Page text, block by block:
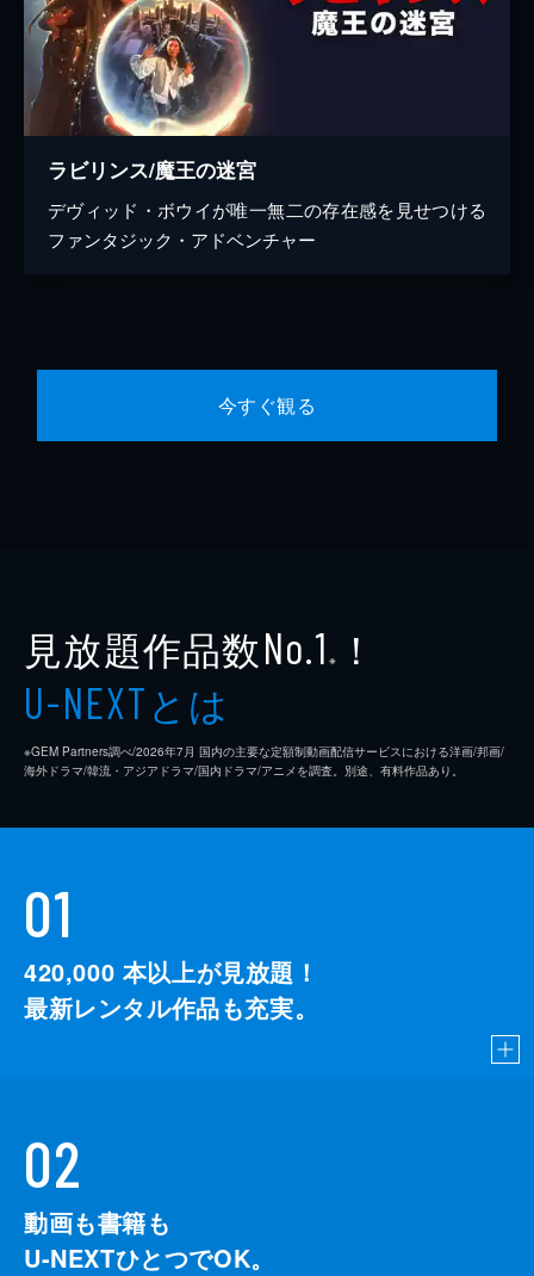
ラビリンス/魔王の迷宮
デヴィッド・ボウイが唯一無二の存在感を見せつける
ファンタジック・アドベンチャー
今すぐ観る
見放題作品数No.1 ※ ！
U-NEXTとは
※GEM Partners調べ/2026年7⽉ 国内の主要な定額制動画配信サービスにおける洋画/邦画/
海外ドラマ/韓流・アジアドラマ/国内ドラマ/アニメを調査。別途、有料作品あり。
01
420,000 本以上が見放題！
最新レンタル作品も充実。
02
動画も書籍も
U-NEXTひとつでOK。